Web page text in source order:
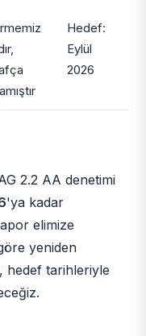
Hedef:
Eylül
2026
2.2 AA denetimi
'ya kadar
elimize
yeniden
hedef tarihleriyle